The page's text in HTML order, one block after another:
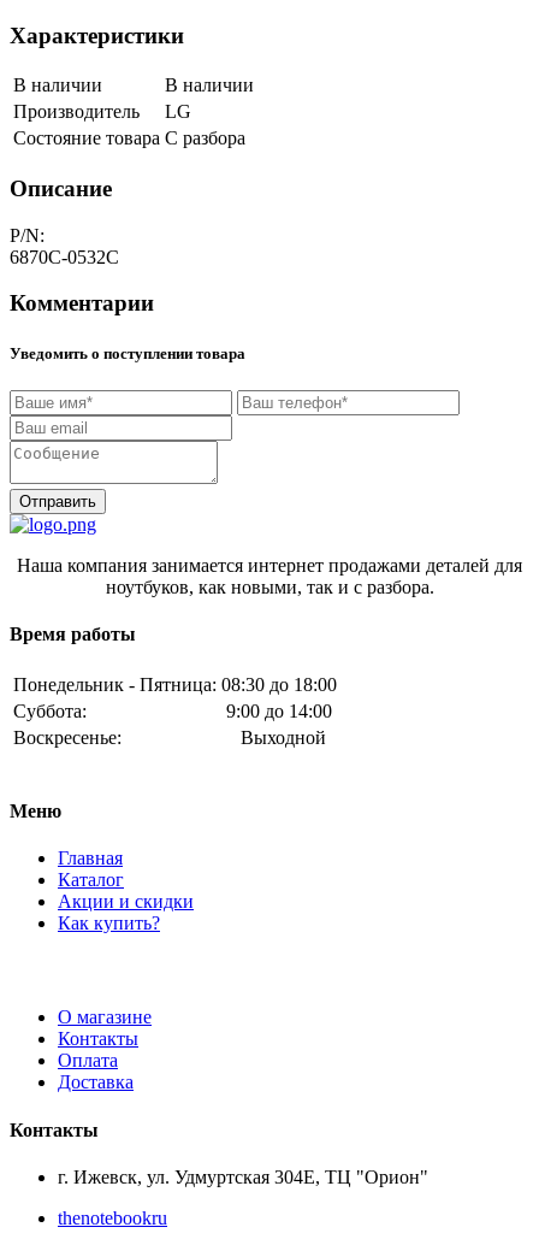
Характеристики
В наличии
В наличии
Производитель
LG
Состояние товара С разбора
Описание
P/N:
6870C-0532C
Комментарии
Уведомить о поступлении товара
Отправить
Наша компания занимается интернет продажами деталей для
ноутбуков, как новыми, так и с разбора.
Время работы
Понедельник - Пятница: 08:30 до 18:00
Суббота:
9:00 до 14:00
Воскресенье:
Выходной
Меню
Главная
Каталог
Акции и скидки
Как купить?
О магазине
Контакты
Оплата
Доставка
Контакты
г. Ижевск, ул. Удмуртская 304Е, ТЦ "Орион"
thenotebookru